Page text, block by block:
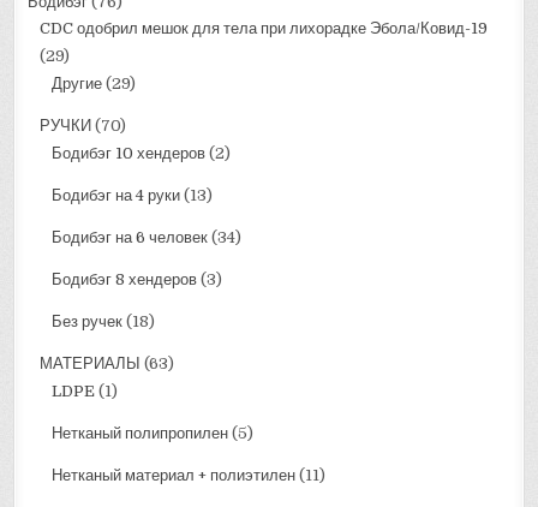
CDC одобрил мешок для тела при лихорадке Эбола/Ковид-19
(29)
Другие (29)
РУЧКИ (70)
Бодибэг 10 хендеров (2)
Бодибэг на 4 руки (13)
Бодибэг на 6 человек (34)
Бодибэг 8 хендеров (3)
Без ручек (18)
МАТЕРИАЛЫ (63)
LDPE (1)
Нетканый полипропилен (5)
Нетканый материал + полиэтилен (11)